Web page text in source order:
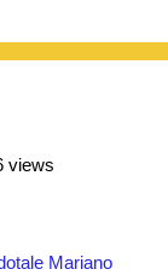
views
Mariano